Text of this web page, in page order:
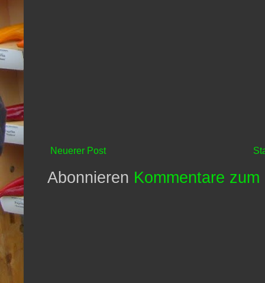
Neuerer Post
Abonnieren Kommentare